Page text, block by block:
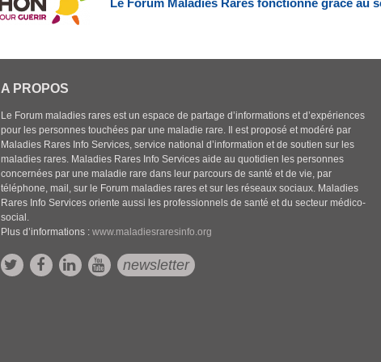
Le Forum Maladies Rares fonctionne grâce au
A PROPOS
Le Forum maladies rares est un espace de partage d’informations et d’expériences
pour les personnes touchées par une maladie rare. Il est proposé et modéré par
Maladies Rares Info Services, service national d’information et de soutien sur les
maladies rares. Maladies Rares Info Services aide au quotidien les personnes
concernées par une maladie rare dans leur parcours de santé et de vie, par
téléphone, mail, sur le Forum maladies rares et sur les réseaux sociaux. Maladies
Rares Info Services oriente aussi les professionnels de santé et du secteur médico-
social.
Plus d’informations :www.maladiesraresinfo.org
newsletter